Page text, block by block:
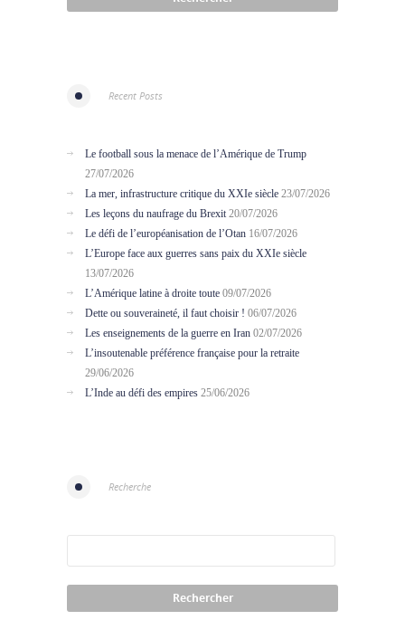
Recent Posts
Le football sous la menace de l’Amérique de Trump
27/07/2026
La mer, infrastructure critique du XXIe siècle 23/07/2026
Les leçons du naufrage du Brexit 20/07/2026
Le défi de l’européanisation de l’Otan 16/07/2026
L’Europe face aux guerres sans paix du XXIe siècle
13/07/2026
L’Amérique latine à droite toute 09/07/2026
Dette ou souveraineté, il faut choisir ! 06/07/2026
Les enseignements de la guerre en Iran 02/07/2026
L’insoutenable préférence française pour la retraite
29/06/2026
L’Inde au défi des empires 25/06/2026
Recherche